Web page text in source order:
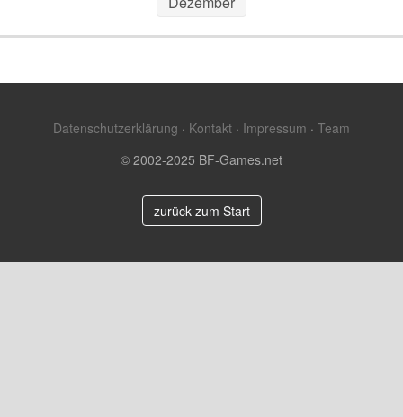
Datenschutzerklärung · Kontakt · Impressum · Team
© 2002-2025 BF-Games.net
zurück zum Start